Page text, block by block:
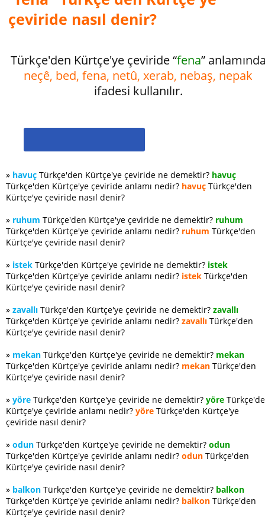
çeviride nasıl denir?
Türkçe'den Kürtçe'ye çeviride “fena”
neçê, bed, fena, netû, xerab, nebaş, nepak
ifadesi kullanılır.
» havuç Türkçe'den Kürtçe'ye çeviride ne demektir? havuç
Türkçe'den Kürtçe'ye çeviride anlamı nedir? havuç Türkçe'den
Kürtçe'ye çeviride nasıl denir?
» ruhum Türkçe'den Kürtçe'ye çeviride ne demektir? ruhum
Türkçe'den Kürtçe'ye çeviride anlamı nedir? ruhum Türkçe'den
Kürtçe'ye çeviride nasıl denir?
» istek Türkçe'den Kürtçe'ye çeviride ne demektir? istek
Türkçe'den Kürtçe'ye çeviride anlamı nedir? istek Türkçe'den
Kürtçe'ye çeviride nasıl denir?
» zavallı Türkçe'den Kürtçe'ye çeviride ne demektir? zavallı
Türkçe'den Kürtçe'ye çeviride anlamı nedir? zavallı Türkçe'den
Kürtçe'ye çeviride nasıl denir?
» mekan Türkçe'den Kürtçe'ye çeviride ne demektir? mekan
Türkçe'den Kürtçe'ye çeviride anlamı nedir? mekan Türkçe'den
Kürtçe'ye çeviride nasıl denir?
» yöre Türkçe'den Kürtçe'ye çeviride ne demektir? yöre
Kürtçe'ye çeviride anlamı nedir? yöre Türkçe'den Kürtçe'ye
çeviride nasıl denir?
» odun Türkçe'den Kürtçe'ye çeviride ne demektir? odun
Türkçe'den Kürtçe'ye çeviride anlamı nedir? odun Türkçe'den
Kürtçe'ye çeviride nasıl denir?
» balkon Türkçe'den Kürtçe'ye çeviride ne demektir? balkon
Türkçe'den Kürtçe'ye çeviride anlamı nedir? balkon Türkçe'den
Kürtçe'ye çeviride nasıl denir?